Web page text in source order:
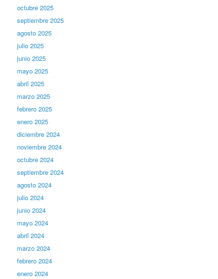
octubre 2025
septiembre 2025
agosto 2025
julio 2025
junio 2025
mayo 2025
abril 2025
marzo 2025
febrero 2025
enero 2025
diciembre 2024
noviembre 2024
octubre 2024
septiembre 2024
agosto 2024
julio 2024
junio 2024
mayo 2024
abril 2024
marzo 2024
febrero 2024
enero 2024